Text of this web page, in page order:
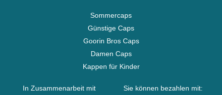
Sommercaps
Günstige Caps
Goorin Bros Caps
Damen Caps
Kappen für Kinder
In Zusammenarbeit mit
Sie können bezahlen mit: